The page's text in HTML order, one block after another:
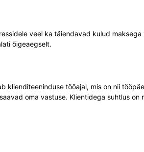
veel ka täiendavad kulud maksega
õigeaegselt.
klienditeeninduse tööajal, mis on nii
oma vastuse. Klientidega suhtlus on